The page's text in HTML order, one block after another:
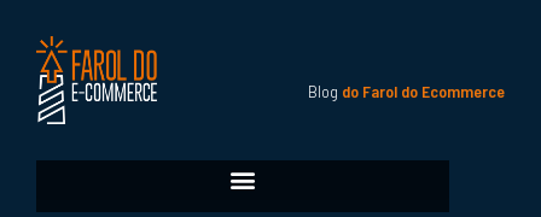
Blog do Farol do Ecommerce